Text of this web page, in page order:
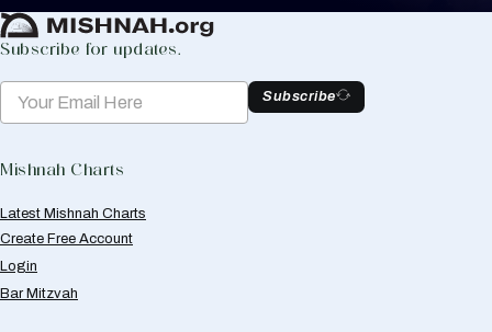
Subscribe for updates.
Subscribe
Mishnah Charts
Latest Mishnah Charts
Create Free Account
Login
Bar Mitzvah